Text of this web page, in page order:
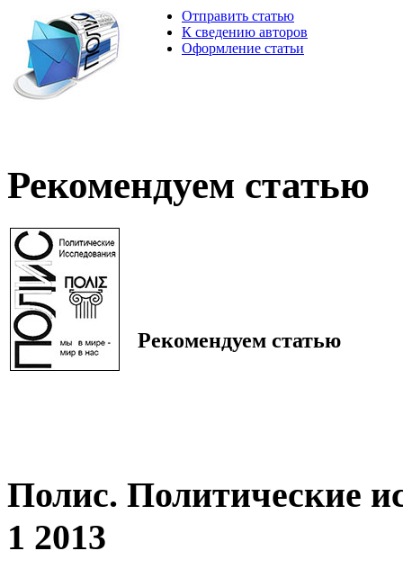
Отправить статью
К сведению авторов
Оформление статьи
Рекомендуем статью
Рекомендуем статью
Полис. Политические
1 2013